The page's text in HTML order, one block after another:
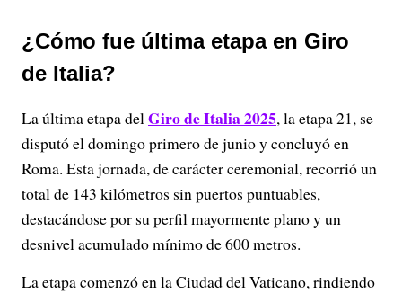
¿Cómo fue última etapa en Giro
de Italia?
La última etapa delGiro de Italia 2025, la etapa 21, se
disputó el domingo primero de junio y concluyó en
Roma. Esta jornada, de carácter ceremonial, recorrió un
total de 143 kilómetros sin puertos puntuables,
destacándose por su perfil mayormente plano y un
desnivel acumulado mínimo de 600 metros.
La etapa comenzó en la Ciudad del Vaticano, rindiendo